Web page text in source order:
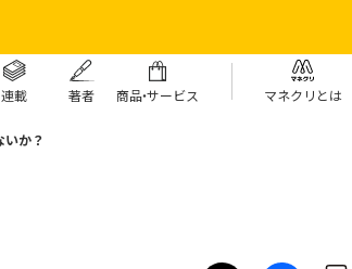
連載 著者 商品・サービス マネクリとは
か？